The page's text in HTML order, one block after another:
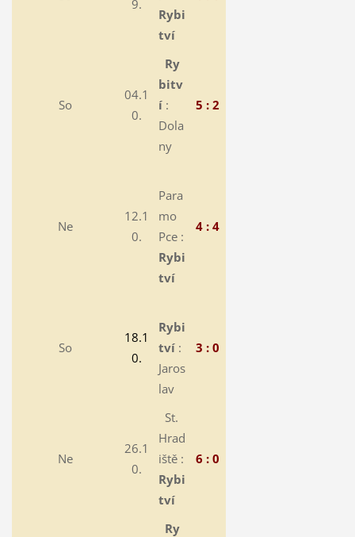
9.
Rybi
tví
So
04.1
0.
Ry
bitv
í :
Dola
ny
5 : 2
Ne
12.1
0.
Para
mo
Pce :
Rybi
tví
4 : 4
So
18.1
0.
Rybi
tví:
Jaros
lav
3 : 0
Ne
26.1
0.
St.
Hrad
iště :
Rybi
tví
6 : 0
Ry